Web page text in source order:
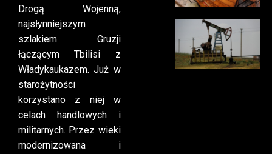
Drogą Wojenną,
najsłynniejszym
szlakiem Gruzji
łączącym Tbilisi z
Władykaukazem. Już w
starożytności
korzystano z niej w
celach handlowych i
militarnych. Przez wieki
modernizowana i